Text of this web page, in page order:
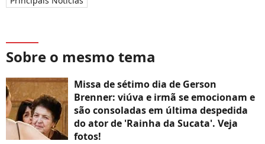
Sobre o mesmo tema
Missa de sétimo dia de Gerson
Brenner: viúva e irmã se emocionam e
são consoladas em última despedida
do ator de 'Rainha da Sucata'. Veja
fotos!